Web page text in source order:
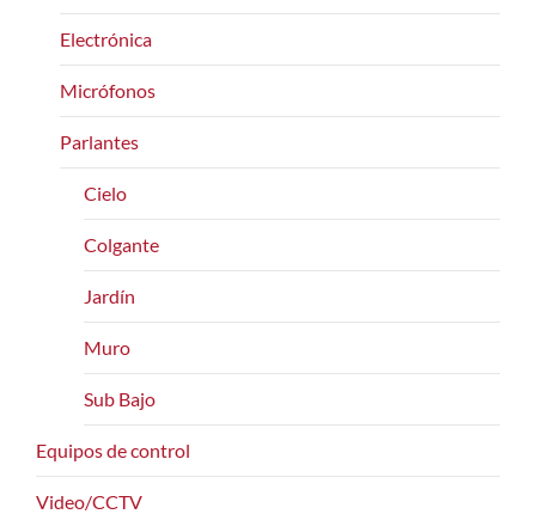
Electrónica
Micrófonos
Parlantes
Cielo
Colgante
Jardín
Muro
Sub Bajo
Equipos de control
Video/CCTV